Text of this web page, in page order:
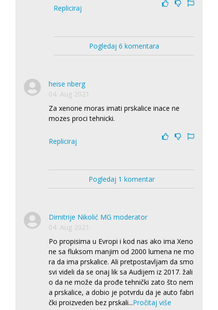
Repliciraj
Pogledaj 6 komentara
heise nberg
04. Aug 2021.
Za xenone moras imati prskalice inace ne
mozes proci tehnicki.
Repliciraj
Pogledaj 1 komentar
Dimitrije Nikolić MG moderator
04. Aug 2021.
Po propisima u Evropi i kod nas ako ima Xeno
ne sa fluksom manjim od 2000 lumena ne mo
ra da ima prskalice. Ali pretpostavljam da smo
svi videli da se onaj lik sa Audijem iz 2017. žali
o da ne može da prođe tehnički zato što nem
a prskalice, a dobio je potvrdu da je auto fabri
čki proizveden bez prskali...Pročitaj više